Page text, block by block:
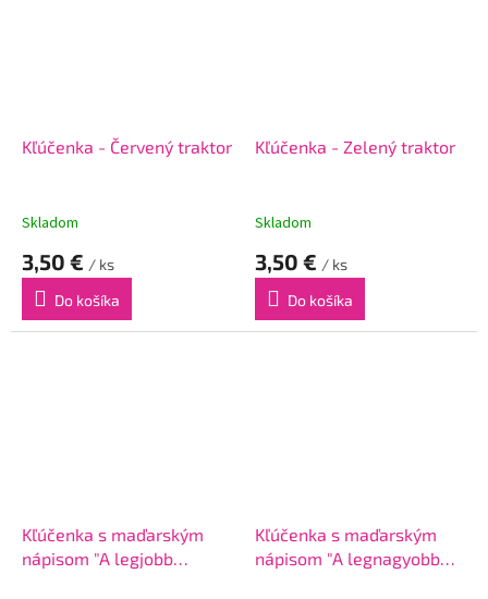
Kľúčenka - Červený traktor
Skladom
3,50 € / ks
Do košíka
Kľúčenka - Zelený traktor
Skladom
3,50 € / ks
Do košíka
Kľúčenka s maďarským
nápisom "A legjobb
Kľúčenka s maďarským
nápisom "A legnagyobb